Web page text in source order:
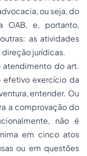
ou seja, do
OAB, e, portanto,
as atividades
jurídicas.
atendimento do art.
efetivo exercício da
entender. Ou
a comprovação do
não é
em cinco atos
ou em questões